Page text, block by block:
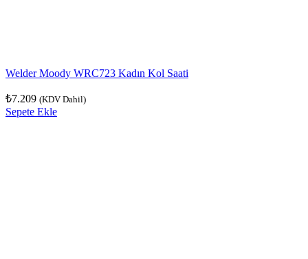
Welder Moody WRC723 Kadın Kol Saati
₺7.209 (KDV Dahil)
Sepete Ekle